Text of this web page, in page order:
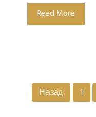
Read More
Пагинация
записей
Назад 1